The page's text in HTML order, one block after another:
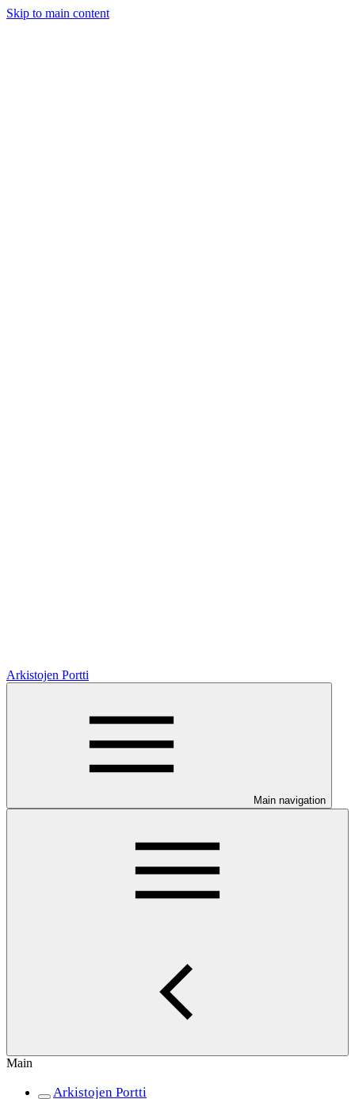
Skip to main content
Arkistojen Portti
Main navigation
Main
Arkistojen Portti